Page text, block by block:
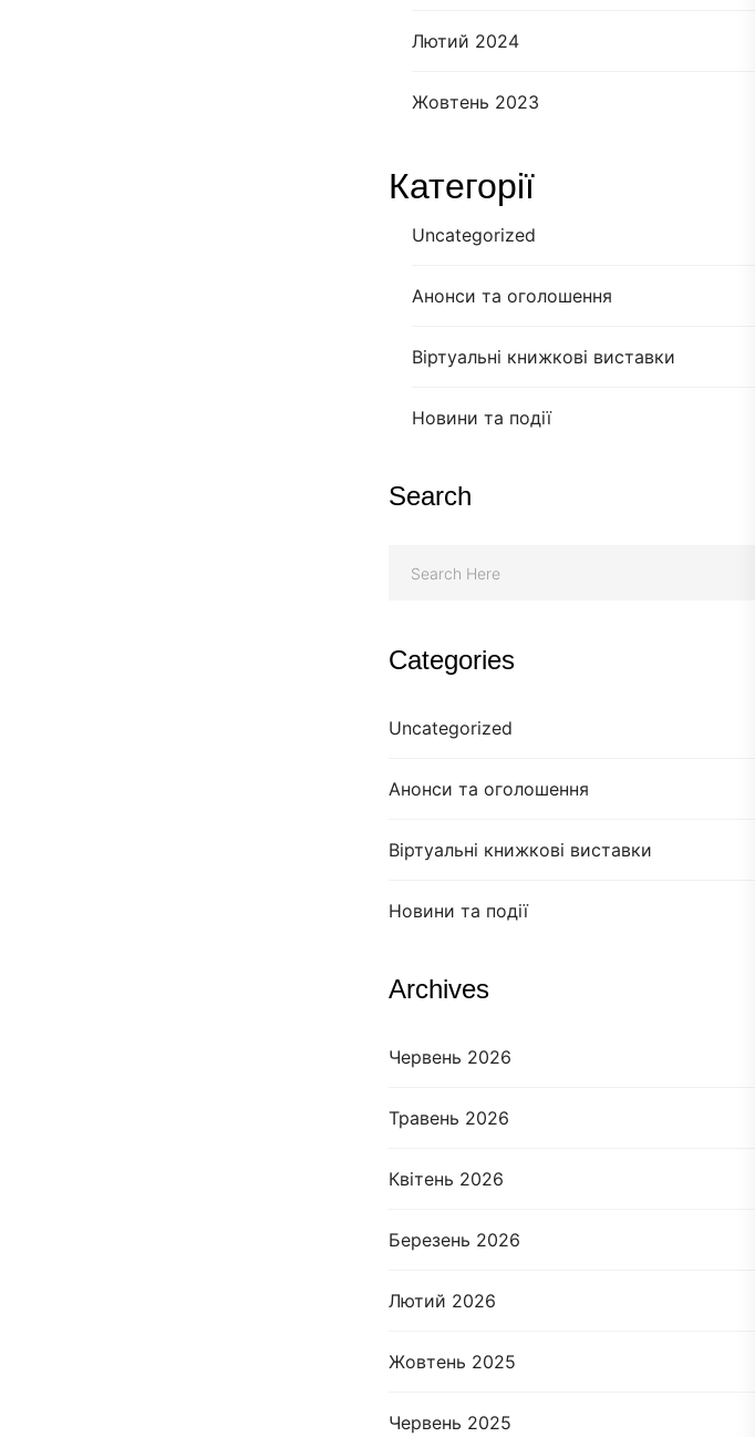
Лютий 2024
Жовтень 2023
Категорії
Uncategorized
Анонси та оголошення
Віртуальні книжкові виставки
Новини та події
Search
Categories
Uncategorized
Анонси та оголошення
Віртуальні книжкові виставки
Новини та події
Archives
Червень 2026
Травень 2026
Квітень 2026
Березень 2026
Лютий 2026
Жовтень 2025
Червень 2025